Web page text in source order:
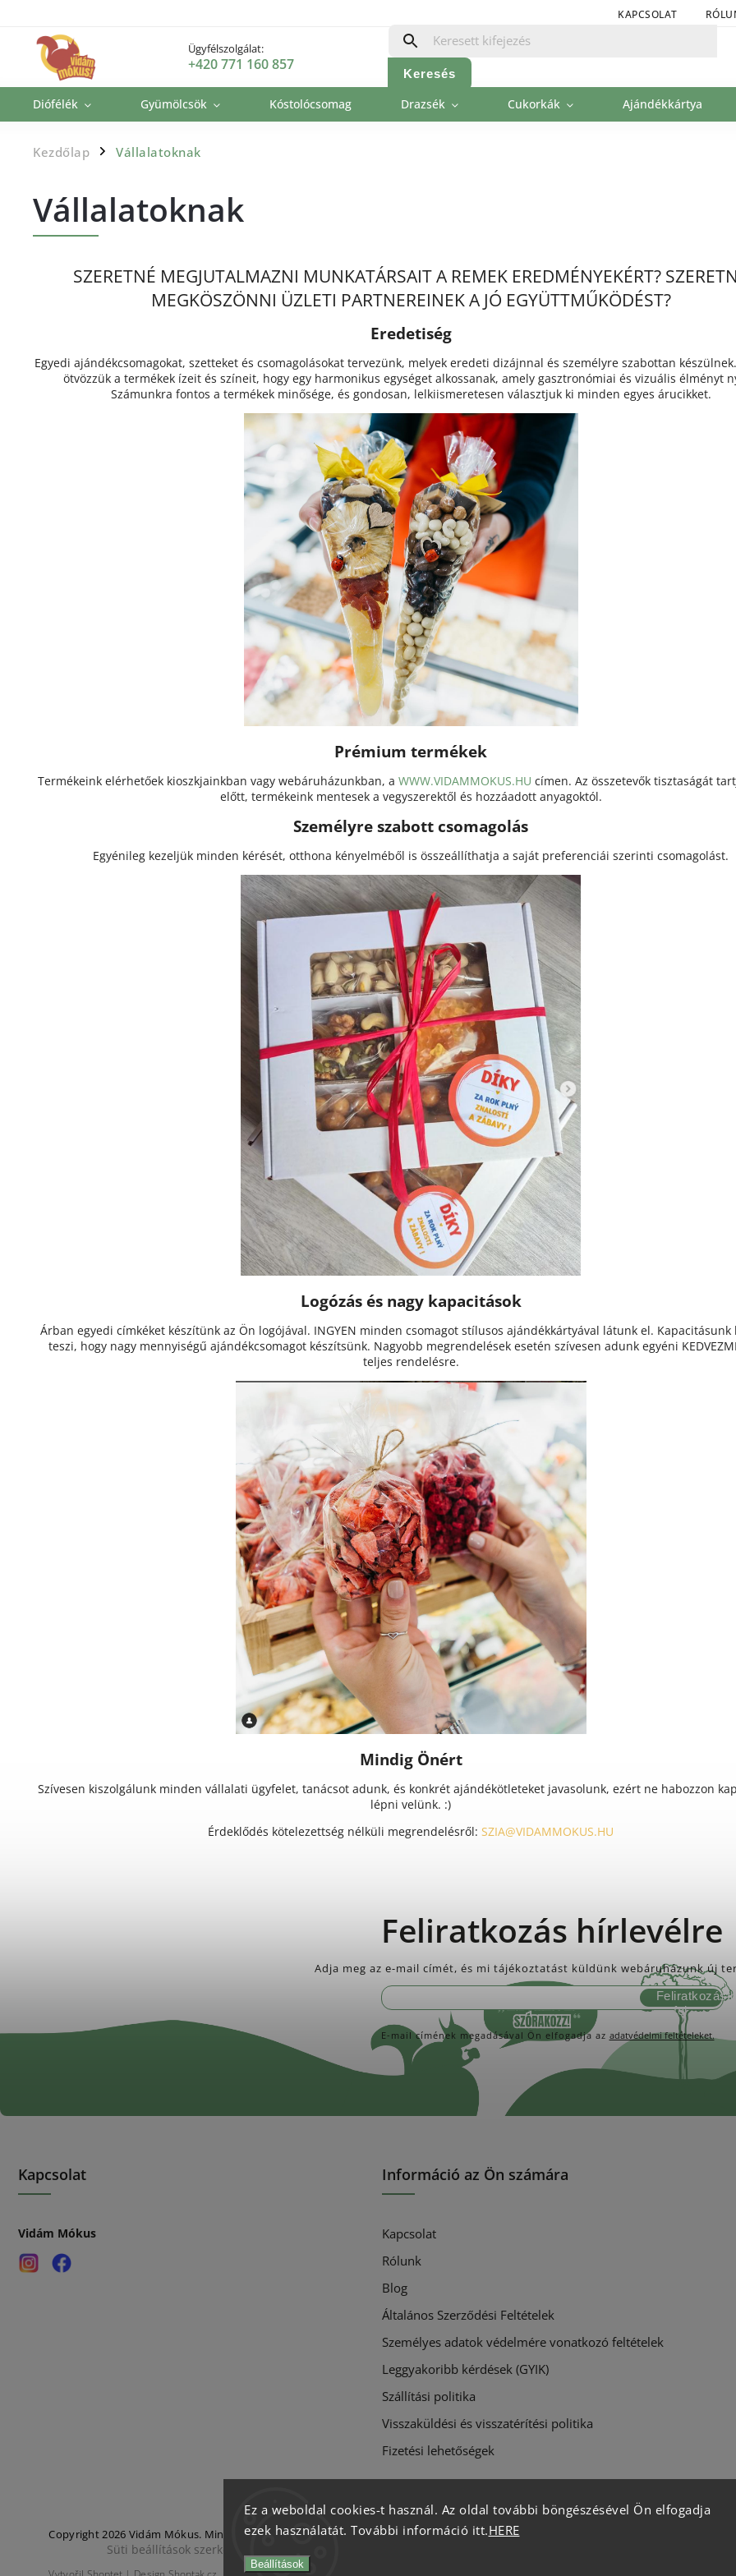
Ez a weboldal cookies-t használ. Az oldal további böngészésével Ön elfogadja
ezek használatát. További információ itt.HERE
Beállítások
KAPCSOLAT
Ügyfélszolgálat:
+420 771 160 857
Keresés
Diófélék Gyümölcsök Kóstolócsomag Drazsék Cukorkák Ajándékkártya
Kezdőlap / Vállalatoknak
Vállalatoknak
SZERETNÉ MEGJUTALMAZNI MUNKATÁRSAIT A REMEK EREDMÉNYEKÉRT?
MEGKÖSZÖNNI ÜZLETI PARTNEREINEK A JÓ EGYÜTTMŰKÖDÉST?
Eredetiség
Egyedi ajándékcsomagokat, szetteket és csomagolásokat tervezünk, melyek eredeti dizájnnal és személyre szabottan
ötvözzük a termékek ízeit és színeit, hogy egy harmonikus egységet alkossanak, amely gasztronómiai és vizuális élményt
Számunkra fontos a termékek minősége, és gondosan, lelkiismeretesen választjuk ki minden egyes árucikket.
Prémium termékek
Termékeink elérhetőek kioszkjainkban vagy webáruházunkban, a WWW.VIDAMMOKUS.HU címen. Az összetevők tisztaságát
előtt, termékeink mentesek a vegyszerektől és hozzáadott anyagoktól.
Személyre szabott csomagolás
Egyénileg kezeljük minden kérését, otthona kényelméből is összeállíthatja a saját preferenciái szerinti csomagolást.
Logózás és nagy kapacitások
Árban egyedi címkéket készítünk az Ön logójával. INGYEN minden csomagot stílusos ajándékkártyával látunk el. Kapacitásunk
teszi, hogy nagy mennyiségű ajándékcsomagot készítsünk. Nagyobb megrendelések esetén szívesen adunk egyéni
teljes rendelésre.
Mindig Önért
Szívesen kiszolgálunk minden vállalati ügyfelet, tanácsot adunk, és konkrét ajándékötleteket javasolunk, ezért ne habozzon
lépni velünk. :)
Érdeklődés kötelezettség nélküli megrendelésről: SZIA@VIDAMMOKUS.HU
Kapcsolat
Vidám Mókus
Információ az Ön számára
Kapcsolat
Rólunk
Blog
Általános Szerződési Feltételek
Személyes adatok védelmére vonatkozó feltételek
Leggyakoribb kérdések (GYIK)
Szállítási politika
Visszaküldési és visszatérítési politika
Fizetési lehetőségek
Feliratkozás hírlevélre
Adja meg az e-mail címét, és mi tájékoztatást küldünk webáruházunk új
E-mail címének megadásával Ön elfogadja az adatvédelmi feltételeket.
Feliratkozás
Copyright 2026 Vidám Mókus. Minden jog fenntartva.
Süti beállítások szerkesztése